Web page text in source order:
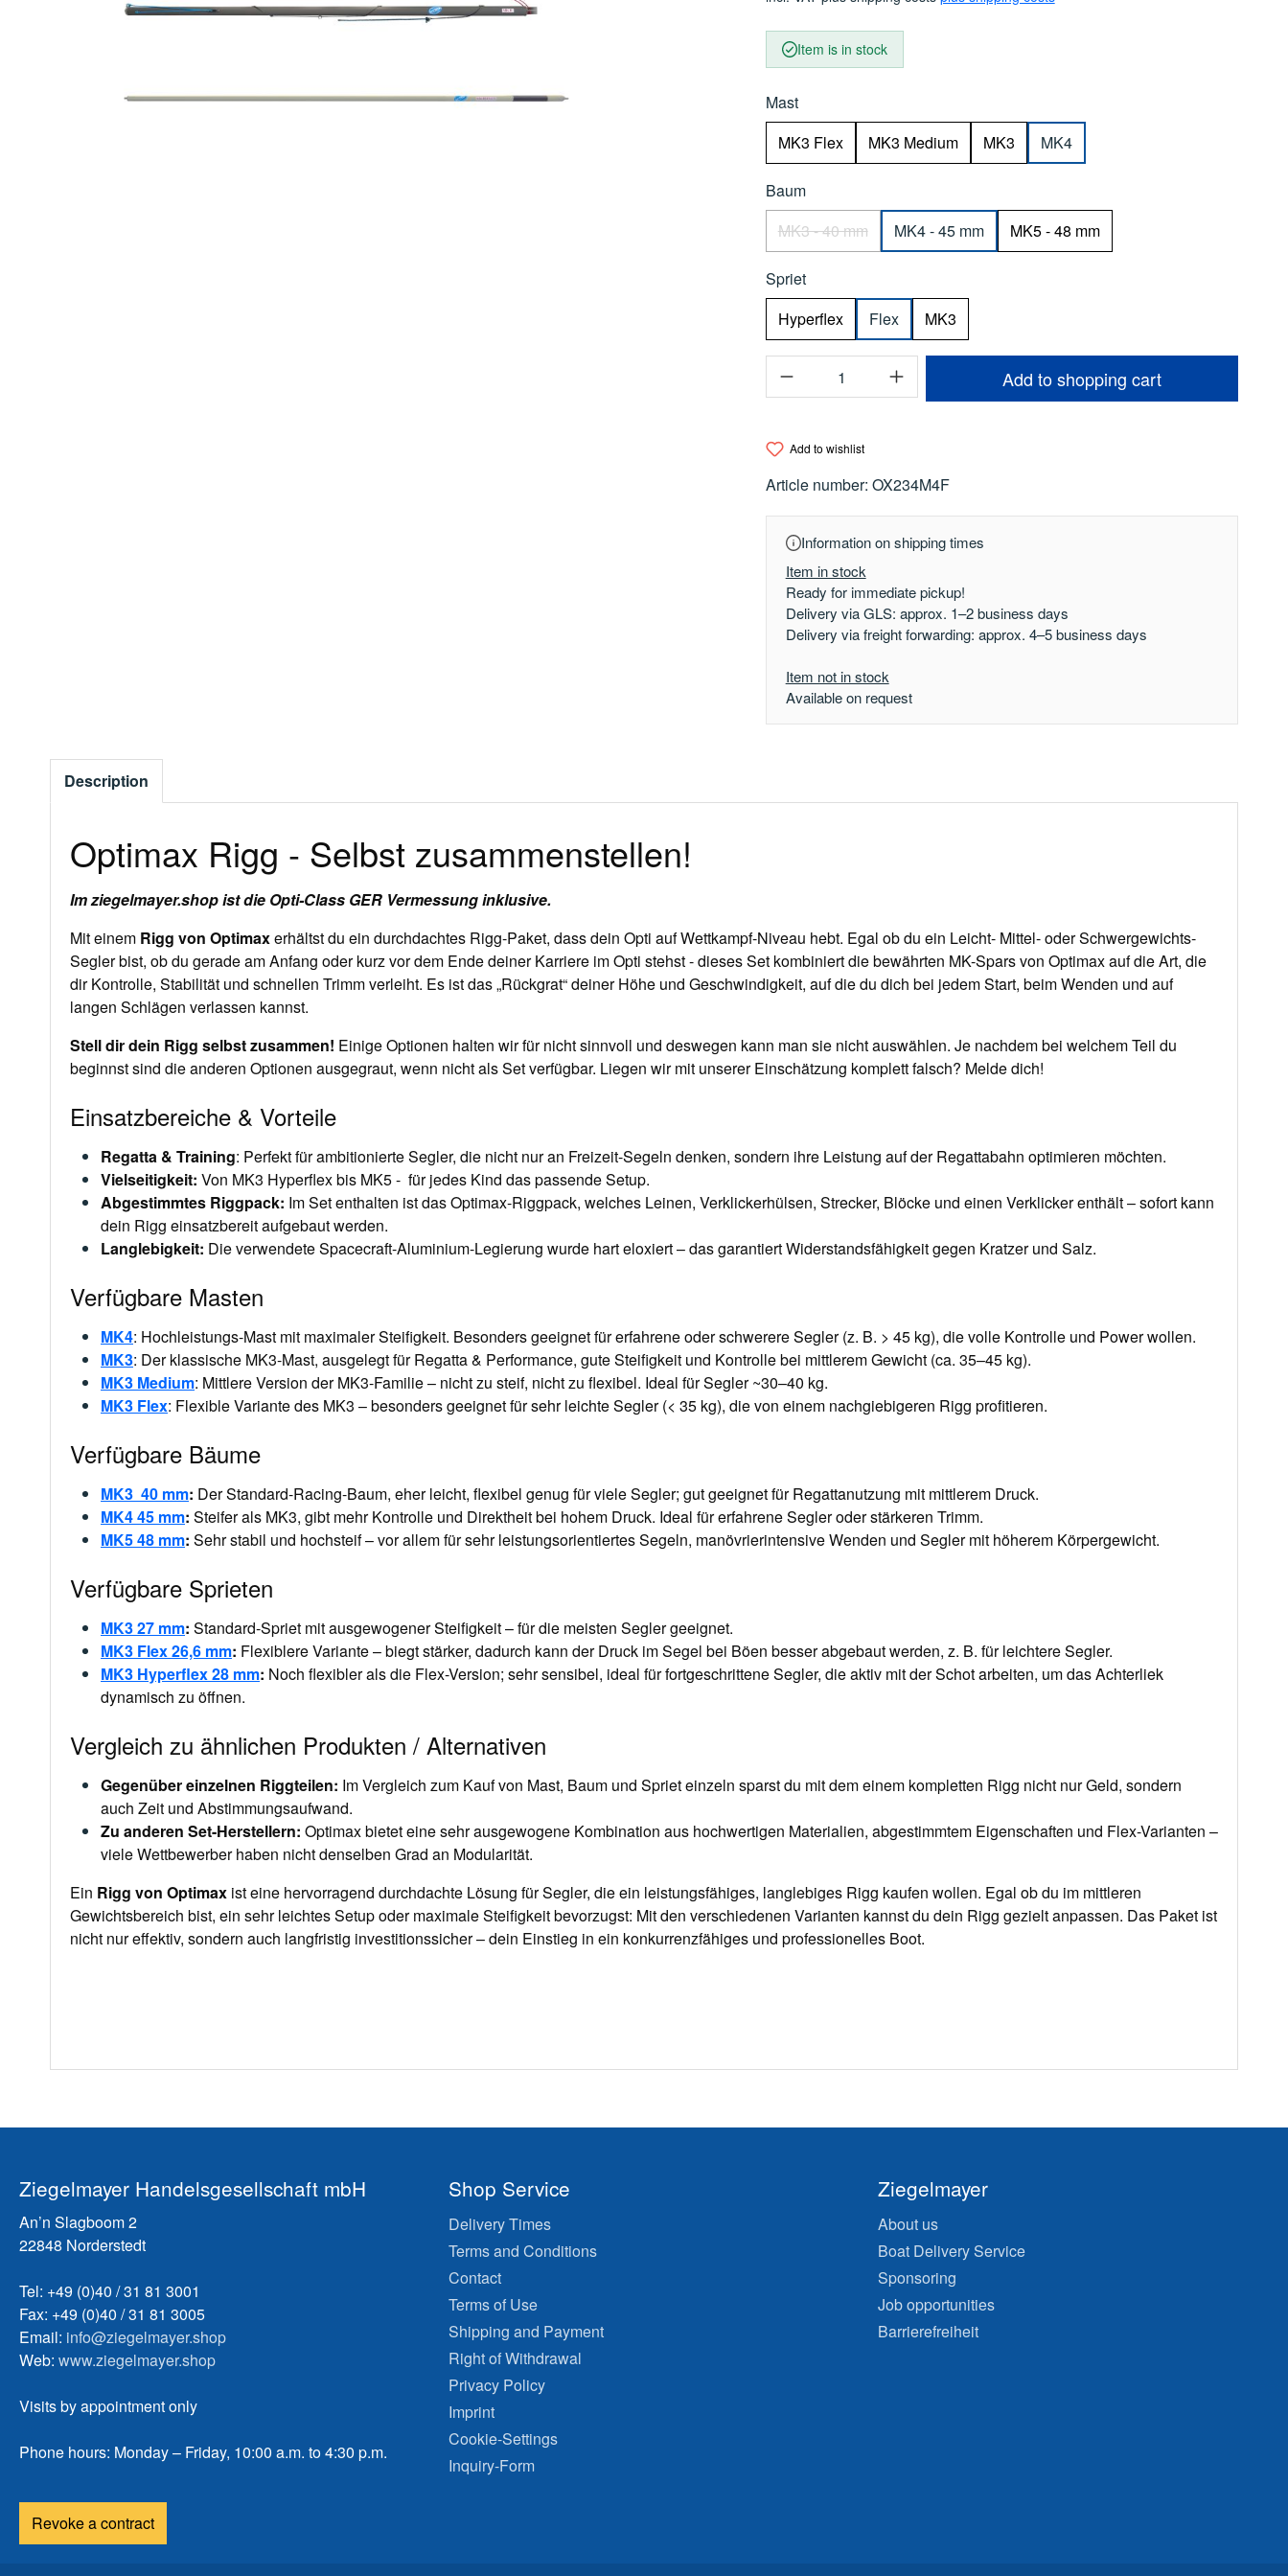
Item is in stock
Select
Mast
MK3 Flex
MK3 Medium MK3 MK4
Select
Baum
MK3 - 40 mm(This option is currently unavailable.)
MK4 - 45 mm MK5 - 48 mm
Select
Spriet
Hyperflex
Flex MK3
Product Quantity: Enter the desired amount or
Add to shopping cart
Add to wishlist
Article number: OX234M4F
Information on shipping times
Item in stock
Ready for immediate pickup!
Delivery via GLS: approx. 1–2 business days
Delivery via freight forwarding: approx. 4–5 business days
Item not in stock
Available on request
Description
Optimax Rigg - Selbst zusammenstellen!
Im ziegelmayer.shop ist die Opti-Class GER Vermessung inklusive.
Mit einem Rigg von Optimaxerhältst du ein durchdachtes Rigg-Paket, dass dein Opti auf Wettkampf-Niveau hebt. Egal ob du ein Leicht- Mittel- oder Schwergewichts-
Segler bist, ob du gerade am Anfang oder kurz vor dem Ende deiner Karriere im Opti stehst - dieses Set kombiniert die bewährten MK-Spars von Optimax auf die Art, die
dir Kontrolle, Stabilität und schnellen Trimm verleiht. Es ist das „Rückgrat“ deiner Höhe und Geschwindigkeit, auf die du dich bei jedem Start, beim Wenden und auf
langen Schlägen verlassen kannst.
Stell dir dein Rigg selbst zusammen! Einige Optionen halten wir für nicht sinnvoll und deswegen kann man sie nicht auswählen. Je nachdem bei welchem Teil du
beginnst sind die anderen Optionen ausgegraut, wenn nicht als Set verfügbar. Liegen wir mit unserer Einschätzung komplett falsch? Melde dich!
Einsatzbereiche & Vorteile
Regatta & Training: Perfekt für ambitionierte Segler, die nicht nur an Freizeit-Segeln denken, sondern ihre Leistung auf der Regattabahn optimieren möchten.
Vielseitigkeit: Von MK3 Hyperflex bis MK5 - für jedes Kind das passende Setup.
Abgestimmtes Riggpack: Im Set enthalten ist das Optimax-Riggpack, welches Leinen, Verklickerhülsen, Strecker, Blöcke und einen Verklicker enthält – sofort kann
dein Rigg einsatzbereit aufgebaut werden.
Langlebigkeit: Die verwendete Spacecraft-Aluminium-Legierung wurde hart eloxiert – das garantiert Widerstandsfähigkeit gegen Kratzer und Salz.
Verfügbare Masten
MK4: Hochleistungs-Mast mit maximaler Steifigkeit. Besonders geeignet für erfahrene oder schwerere Segler (z. B. > 45 kg), die volle Kontrolle und Power wollen.
MK3: Der klassische MK3-Mast, ausgelegt für Regatta & Performance, gute Steifigkeit und Kontrolle bei mittlerem Gewicht (ca. 35–45 kg).
MK3 Medium: Mittlere Version der MK3-Familie – nicht zu steif, nicht zu flexibel. Ideal für Segler ~30–40 kg.
MK3 Flex: Flexible Variante des MK3 – besonders geeignet für sehr leichte Segler (< 35 kg), die von einem nachgiebigeren Rigg profitieren.
Verfügbare Bäume
MK3 40 mm: Der Standard-Racing-Baum, eher leicht, flexibel genug für viele Segler; gut geeignet für Regattanutzung mit mittlerem Druck.
MK4 45 mm: Steifer als MK3, gibt mehr Kontrolle und Direktheit bei hohem Druck. Ideal für erfahrene Segler oder stärkeren Trimm.
MK5 48 mm: Sehr stabil und hochsteif – vor allem für sehr leistungsorientiertes Segeln, manövrierintensive Wenden und Segler mit höherem Körpergewicht.
Verfügbare Sprieten
MK3 27 mm: Standard-Spriet mit ausgewogener Steifigkeit – für die meisten Segler geeignet.
MK3 Flex 26,6 mm: Flexiblere Variante – biegt stärker, dadurch kann der Druck im Segel bei Böen besser abgebaut werden, z. B. für leichtere Segler.
MK3 Hyperflex 28 mm: Noch flexibler als die Flex-Version; sehr sensibel, ideal für fortgeschrittene Segler, die aktiv mit der Schot arbeiten, um das Achterliek
dynamisch zu öffnen.
Vergleich zu ähnlichen Produkten / Alternativen
Gegenüber einzelnen Riggteilen: Im Vergleich zum Kauf von Mast, Baum und Spriet einzeln sparst du mit dem einem kompletten Rigg nicht nur Geld, sondern
auch Zeit und Abstimmungsaufwand.
Zu anderen Set-Herstellern: Optimax bietet eine sehr ausgewogene Kombination aus hochwertigen Materialien, abgestimmtem Eigenschaften und Flex-Varianten –
viele Wettbewerber haben nicht denselben Grad an Modularität.
Ein Rigg von Optimax ist eine hervorragend durchdachte Lösung für Segler, die ein leistungsfähiges, langlebiges Rigg kaufen wollen. Egal ob du im mittleren
Gewichtsbereich bist, ein sehr leichtes Setup oder maximale Steifigkeit bevorzugst: Mit den verschiedenen Varianten kannst du dein Rigg gezielt anpassen. Das Paket ist
nicht nur effektiv, sondern auch langfristig investitionssicher – dein Einstieg in ein konkurrenzfähiges und professionelles Boot.
Ziegelmayer Handelsgesellschaft mbH
An’n Slagboom 2
22848 Norderstedt
Tel: +49 (0)40 / 31 81 3001
Fax: +49 (0)40 / 31 81 3005
Email: info@ziegelmayer.shop
Web: www.ziegelmayer.shop
Visits by appointment only
Phone hours: Monday – Friday, 10:00 a.m. to 4:30 p.m.
Revoke a contract
Shop Service
Delivery Times
Terms and Conditions
Contact
Terms of Use
Shipping and Payment
Right of Withdrawal
Privacy Policy
Imprint
Cookie-Settings
Inquiry-Form
Ziegelmayer
About us
Boat Delivery Service
Sponsoring
Job opportunities
Barrierefreiheit